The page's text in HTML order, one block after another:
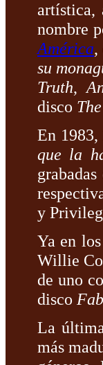
artística,
nombre
América,
su
Truth,
disco
En 1983,
que la
y
Ya en
Willie
de uno
disco
La
más